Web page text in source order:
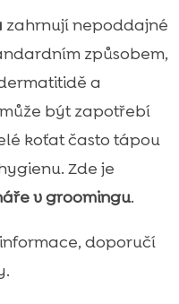
zahrnují nepoddajné
způsobem,
a
být zapotřebí
koťat často tápou
Zde je
v groomingu.
doporučí